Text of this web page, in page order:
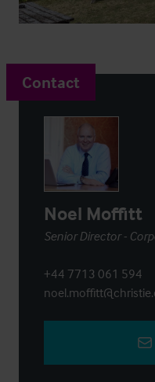
Contact
Noel Moffitt
Senior Director -
+44 7713 061 594